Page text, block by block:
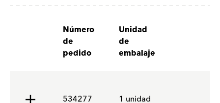
Número
de
pedido
Unidad
de
embalaje
534277 1 unidad